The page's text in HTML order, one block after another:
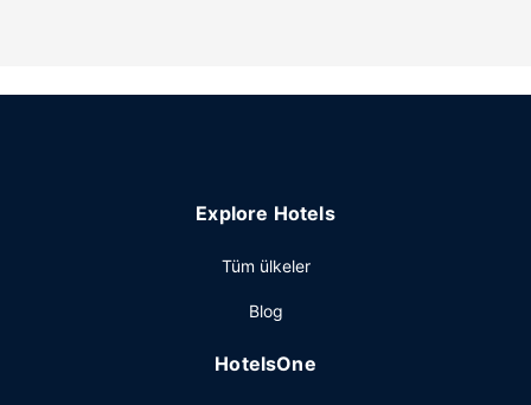
misafirlere içecek servisi yapıyor. Misafirlere Hafta içi 6 ve
çıkış mevcuttur. Berlin bölgesinde bir etkinlik mi
Explore Hotels
Tüm ülkeler
Blog
HotelsOne